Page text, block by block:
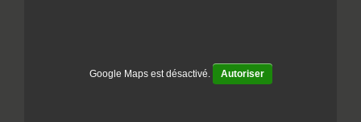
Google Maps est désactivé. Autoriser